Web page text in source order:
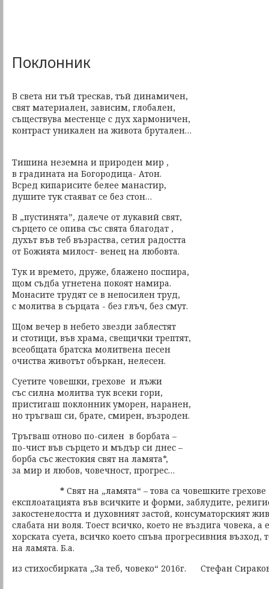
Поклонник
В света ни тъй трескав, тъй динамичен,
свят материален, зависим, глобален,
съществува местенце с дух хармоничен,
контраст уникален на живота брутален…
Тишина неземна и природен мир ,
в градината на Богородица- Атон.
Всред кипарисите белее манастир,
душите тук стаяват се без стон…
В „пустинята”, далече от лукавий свят,
сърцето се опива със свята благодат ,
духът във теб възраства, сетил радостта
от Божията милост- венец на любовта.
Тук и времето, друже, блажено поспира,
щом съдба угнетена покоят намира.
Монасите трудят се в непосилен труд,
с молитва в сърцата - без глъч, без смут.
Щом вечер в небето звезди заблестят
и стотици, във храма, свещички трептят,
всеобщата братска молитвена песен
очиства животът объркан, нелесен.
Суетите човешки, грехове и лъжи
със силна молитва тук всеки гори,
пристигаш поклонник уморен, наранен,
но тръгваш си, брате, смирен, възроден.
Тръгваш отново по-силен в борбата –
по-чист във сърцето и мъдър си днес –
борба със жестокия свят на ламята*,
за мир и любов, човечност, прогрес…
* Свят на „ламята“ – това са човешките
експлоатацията във всичките и форми, заблудите,
закостенелостта и духовният застой, консуматорският
слабата ни воля. Тоест всичко, което не въздига човека, а
хорската суета, всичко което спъва прогресивния възход,
на ламята. Б.а.
из стихосбирката „За теб, човеко“ 2016г. Стефан